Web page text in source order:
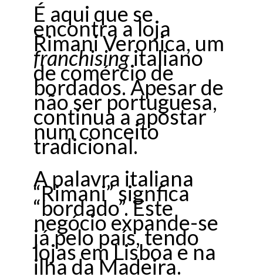
É aqui que se
encontra a loja
Rimani Veronica, um
franchisingitaliano
de comércio de
bordados. Apesar de
não ser portuguesa,
continua a apostar
num conceito
tradicional.
A palavra italiana
“Rimani” signfica
“bordado”. Este
negócio expande-se
já pelo país, tendo
lojas em Lisboa e na
ilha da Madeira.